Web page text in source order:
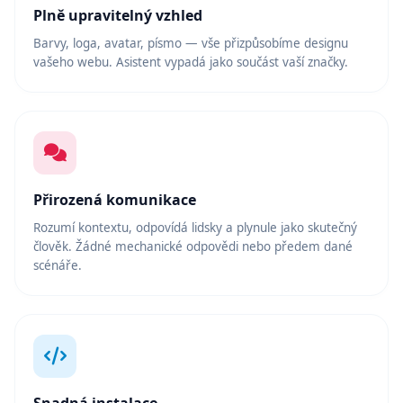
Plně upravitelný vzhled
Barvy, loga, avatar, písmo — vše přizpůsobíme designu
vašeho webu. Asistent vypadá jako součást vaší značky.
Přirozená komunikace
Rozumí kontextu, odpovídá lidsky a plynule jako skutečný
člověk. Žádné mechanické odpovědi nebo předem dané
scénáře.